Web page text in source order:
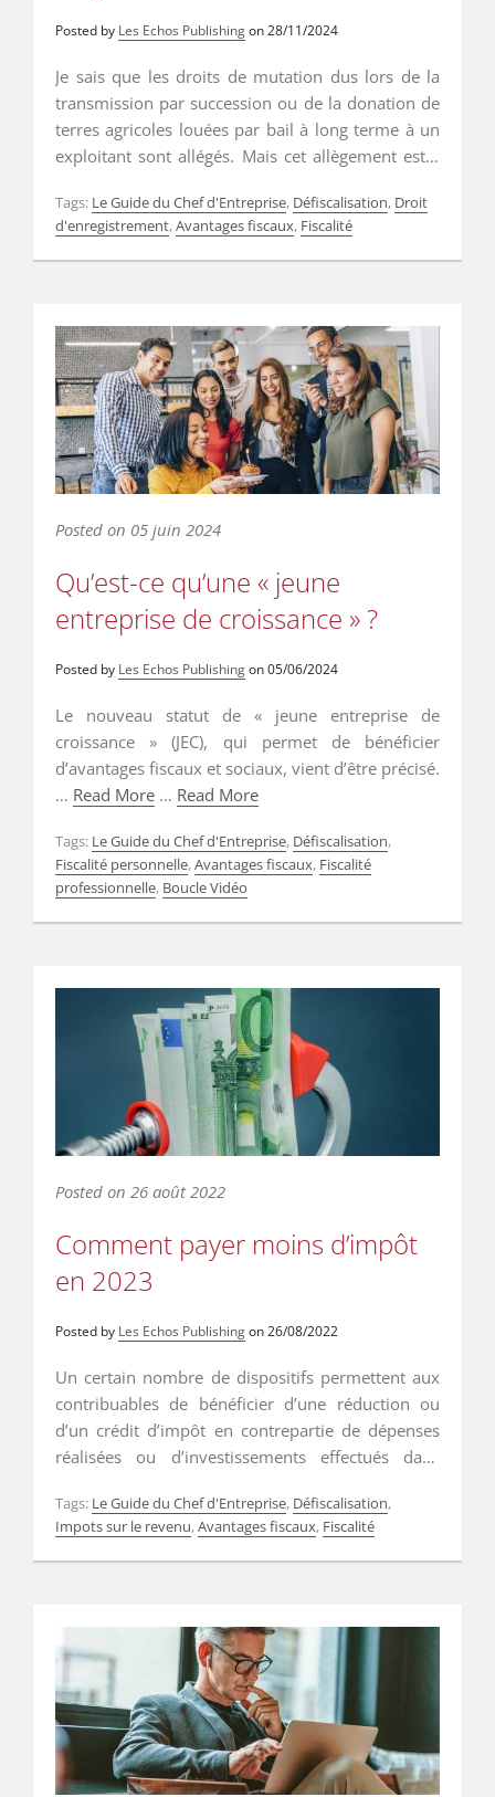
Posted by Les Echos Publishingon28/11/2024
Je sais que les droits de mutation dus lors de la
transmission par succession ou de la donation de
terres agricoles louées par bail à long terme à un
exploitant sont allégés. Mais cet allègement est-il
jeune agriculteur ? …Read More…Read More
Tags: Le Guide du Chef d'Entreprise, Défiscalisation, Droit
d'enregistrement,Avantages fiscaux, Fiscalité
Posted on 05 juin 2024
Qu’est-ce qu’une « jeune
entreprise de croissance » ?
Posted by Les Echos Publishingon05/06/2024
Le nouveau statut de « jeune entreprise de
croissance » (JEC), qui permet de bénéficier
d’avantages fiscaux et sociaux, vient d’être précisé.
… Read More … Read More
Tags: Le Guide du Chef d'Entreprise, Défiscalisation,
Fiscalité personnelle,Avantages fiscaux, Fiscalité
professionnelle, Boucle Vidéo
Posted on 26 août 2022
Comment payer moins d’impôt
en 2023
Posted by Les Echos Publishingon26/08/2022
Un certain nombre de dispositifs permettent aux
contribuables de bénéficier d’une réduction ou
d’un crédit d’impôt en contrepartie de dépenses
réalisées ou d’investissements effectués dans
principaux dispositifs que vous pouvez utiliser
pour réduire votre imposition en 2023. …
Read More…Read More
Tags: Le Guide du Chef d'Entreprise, Défiscalisation,
Impots sur le revenu,Avantages fiscaux, Fiscalité